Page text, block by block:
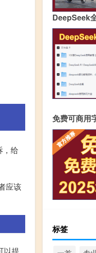
，给
应该
DeepSeek
免费可商用
标签